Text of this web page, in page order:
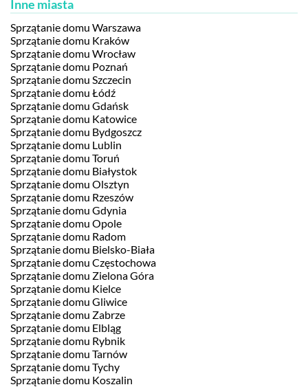
Inne miasta
Sprzątanie domu Warszawa
Sprzątanie domu Kraków
Sprzątanie domu Wrocław
Sprzątanie domu Poznań
Sprzątanie domu Szczecin
Sprzątanie domu Łódź
Sprzątanie domu Gdańsk
Sprzątanie domu Katowice
Sprzątanie domu Bydgoszcz
Sprzątanie domu Lublin
Sprzątanie domu Toruń
Sprzątanie domu Białystok
Sprzątanie domu Olsztyn
Sprzątanie domu Rzeszów
Sprzątanie domu Gdynia
Sprzątanie domu Opole
Sprzątanie domu Radom
Sprzątanie domu Bielsko-Biała
Sprzątanie domu Częstochowa
Sprzątanie domu Zielona Góra
Sprzątanie domu Kielce
Sprzątanie domu Gliwice
Sprzątanie domu Zabrze
Sprzątanie domu Elbląg
Sprzątanie domu Rybnik
Sprzątanie domu Tarnów
Sprzątanie domu Tychy
Sprzątanie domu Koszalin